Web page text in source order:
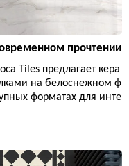
прочтении
Tiles предлагает кера
на белоснежном ф
форматах для инте